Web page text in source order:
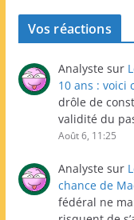
Vos réactions
Analyste sur
10 ans : voici
drôle de
validité du
Août 6, 11:25
Analyste sur
chance de
fédéral ne